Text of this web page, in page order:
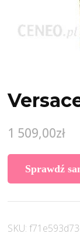
1 509,00zł
Sprawdź
SKU: